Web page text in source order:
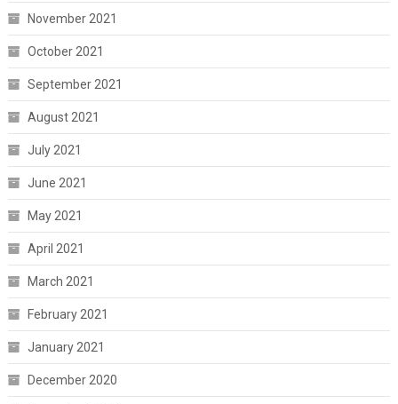
November 2021
October 2021
September 2021
August 2021
July 2021
June 2021
May 2021
April 2021
March 2021
February 2021
January 2021
December 2020